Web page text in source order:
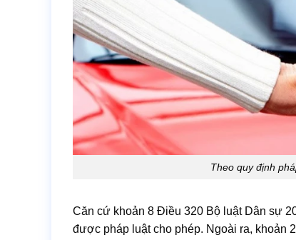
Theo quy định
Căn cứ khoản 8 Điều 320 Bộ luật Dân sự
được pháp luật cho phép. Ngoài ra, khoản